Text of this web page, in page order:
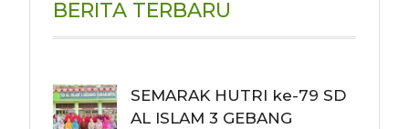
BERITA TERBARU
SEMARAK HUTRI ke-79 SD
AL ISLAM 3 GEBANG